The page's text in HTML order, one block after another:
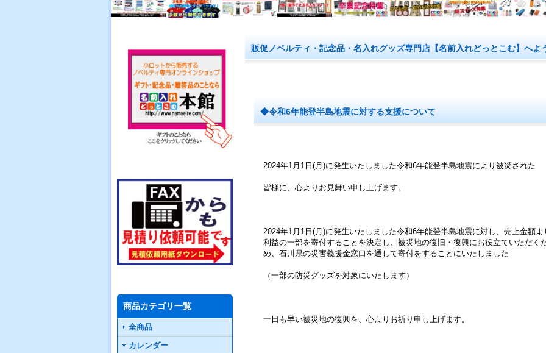
商品カテゴリ一覧
全商品
カレンダー
販促ノベルティ・記念品・名入れグッズ専門店【名前入れどっとこむ】へよ
◆令和6年能登半島地震に対する支援について
2024年1月1日(月)に発生いたしました令和6年能登半島地震により被災された
皆様に、心よりお見舞い申し上げます。
2024年1月1日(月)に発生いたしました令和6年能登半島地震に対し、売上金額よ
利益の一部を寄付することを決定し、被災地の復旧・復興にお役立ていただく
め、石川県の災害義援金窓口を通して寄付をすることにいたしました
（一部の防災グッズを対象にいたします）
一日も早い被災地の復興を、心よりお祈り申し上げます。